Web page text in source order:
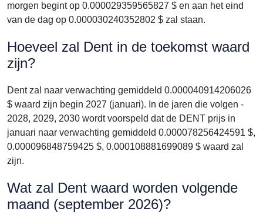
morgen begint op 0.000029359565827 $ en aan het eind
van de dag op 0.000030240352802 $ zal staan.
Hoeveel zal Dent in de toekomst waard
zijn?
Dent zal naar verwachting gemiddeld 0.000040914206026
$ waard zijn begin 2027 (januari). In de jaren die volgen -
2028, 2029, 2030 wordt voorspeld dat de DENT prijs in
januari naar verwachting gemiddeld 0.000078256424591 $,
0.000096848759425 $, 0.000108881699089 $ waard zal
zijn.
Wat zal Dent waard worden volgende
maand (september 2026)?